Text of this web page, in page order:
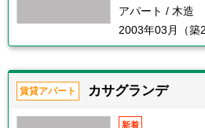
アパート / 木造
2003年03月（築
賃貸アパート カサグランデ
新着